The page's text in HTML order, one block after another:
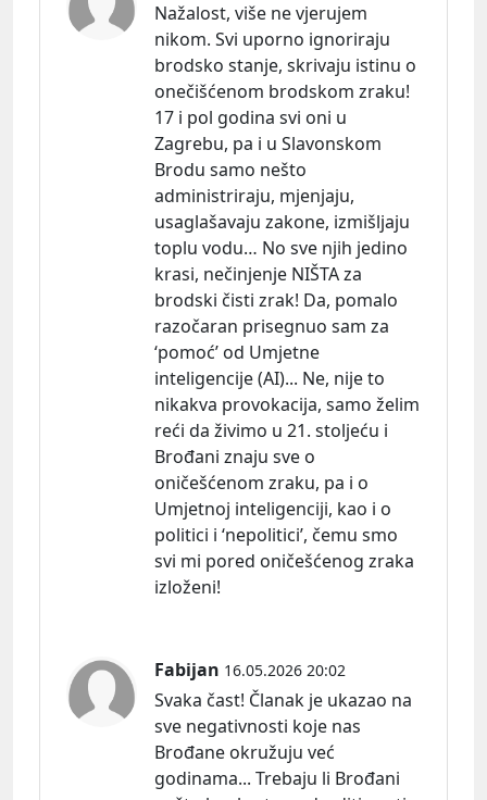
Nažalost, više ne vjerujem
nikom. Svi uporno ignoriraju
brodsko stanje, skrivaju istinu o
onečišćenom brodskom zraku!
17 i pol godina svi oni u
Zagrebu, pa i u Slavonskom
Brodu samo nešto
administriraju, mjenjaju,
usaglašavaju zakone, izmišljaju
toplu vodu… No sve njih jedino
krasi, nečinjenje NIŠTA za
brodski čisti zrak! Da, pomalo
razočaran prisegnuo sam za
‘pomoć’ od Umjetne
inteligencije (AI)... Ne, nije to
nikakva provokacija, samo želim
reći da živimo u 21. stoljeću i
Brođani znaju sve o
oničešćenom zraku, pa i o
Umjetnoj inteligenciji, kao i o
politici i ‘nepolitici’, čemu smo
svi mi pored oničešćenog zraka
izloženi!
Fabijan 16.05.2026 20:02
Svaka čast! Članak je ukazao na
sve negativnosti koje nas
Brođane okružuju već
godinama... Trebaju li Brođani